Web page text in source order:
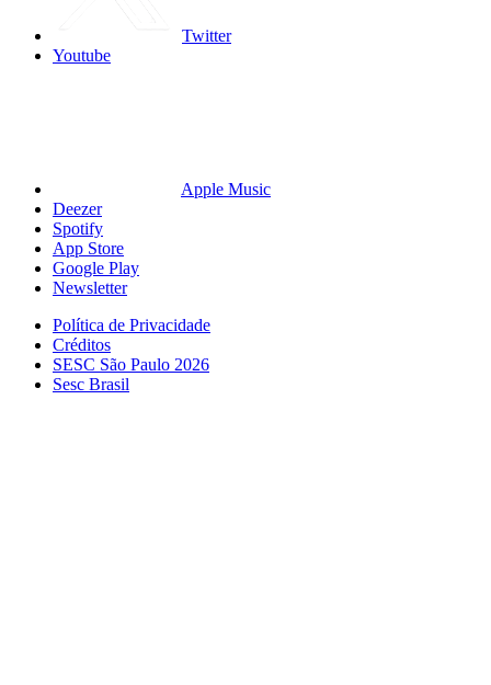
Twitter
Youtube
Apple Music
Deezer
Spotify
App Store
Google Play
Newsletter
Política de Privacidade
Créditos
SESC São Paulo 2026
Sesc Brasil